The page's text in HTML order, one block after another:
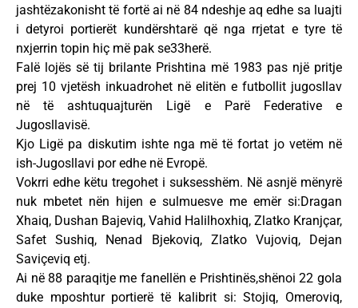
jashtëzakonisht të fortë ai në 84 ndeshje aq edhe sa luajti
i detyroi portierët kundërshtarë që nga rrjetat e tyre të
nxjerrin topin hiç më pak se33herë.
Falë lojës së tij brilante Prishtina më 1983 pas një pritje
prej 10 vjetësh inkuadrohet në elitën e futbollit jugosllav
në të ashtuquajturën Ligë e Parë Federative e
Jugosllavisë.
Kjo Ligë pa diskutim ishte nga më të fortat jo vetëm në
ish-Jugosllavi por edhe në Evropë.
Vokrri edhe këtu tregohet i suksesshëm. Në asnjë mënyrë
nuk mbetet nën hijen e sulmuesve me emër si:Dragan
Xhaiq, Dushan Bajeviq, Vahid Halilhoxhiq, Zlatko Kranjçar,
Safet Sushiq, Nenad Bjekoviq, Zlatko Vujoviq, Dejan
Saviçeviq etj.
Ai në 88 paraqitje me fanellën e Prishtinës,shënoi 22 gola
duke mposhtur portierë të kalibrit si: Stojiq, Omeroviq,